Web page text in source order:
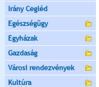
Irány Cegléd
Egészségügy
Egyházak
Gazdaság
Városi rendezvények
Kultúra